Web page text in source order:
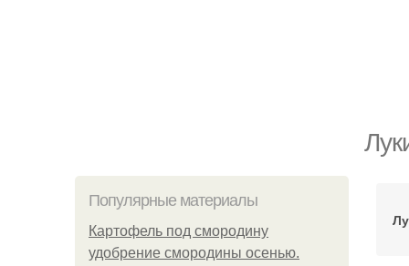
Популярные материалы
Картофель под смородину
удобрение смородины осенью.